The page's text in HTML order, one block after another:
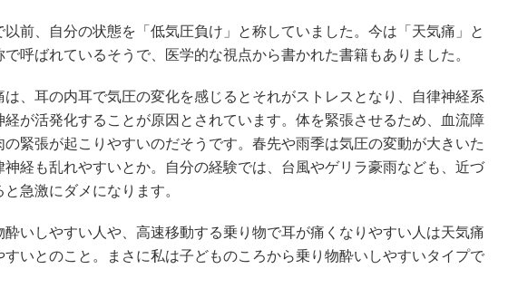
前、自分の状態を「低気圧負け」と称していました。今は「天気痛」と
で呼ばれているそうで、医学的な視点から書かれた書籍もありました。
、耳の内耳で気圧の変化を感じるとそれがストレスとなり、自律神経系
経が活発化することが原因とされています。体を緊張させるため、血流障
の緊張が起こりやすいのだそうです。春先や雨季は気圧の変動が大きいた
神経も乱れやすいとか。自分の経験では、台風やゲリラ豪雨なども、近づ
と急激にダメになります。
いしやすい人や、高速移動する乗り物で耳が痛くなりやすい人は天気痛
すいとのこと。まさに私は子どものころから乗り物酔いしやすいタイプで